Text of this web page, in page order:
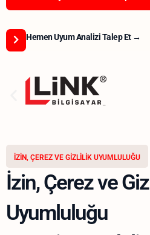
Hemen Uyum Analizi Talep Et →
İZIN, ÇEREZ VE GIZLILIK UYUMLULUĞU
İzin, Çerez ve
Uyumluluğu